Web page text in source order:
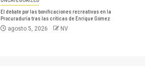
El debate por las bonificaciones recreativas en la
Procuraduría tras las críticas de Enrique Gómez
agosto 5, 2026 NV